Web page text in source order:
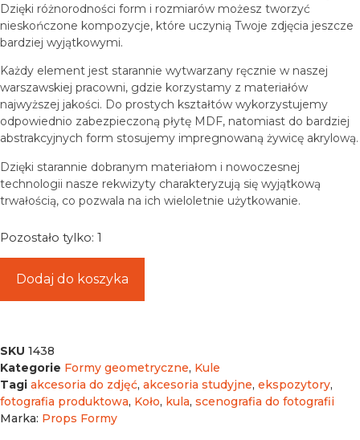
Dzięki różnorodności form i rozmiarów możesz tworzyć
nieskończone kompozycje, które uczynią Twoje zdjęcia jeszcze
bardziej wyjątkowymi.
Każdy element jest starannie wytwarzany ręcznie w naszej
warszawskiej pracowni, gdzie korzystamy z materiałów
najwyższej jakości. Do prostych kształtów wykorzystujemy
odpowiednio zabezpieczoną płytę MDF, natomiast do bardziej
abstrakcyjnych form stosujemy impregnowaną żywicę akrylową.
Dzięki starannie dobranym materiałom i nowoczesnej
technologii nasze rekwizyty charakteryzują się wyjątkową
trwałością, co pozwala na ich wieloletnie użytkowanie.
Pozostało tylko: 1
Dodaj do koszyka
SKU 1438
Kategorie Formy geometryczne, Kule
Tagi akcesoria do zdjęć, akcesoria studyjne, ekspozytory,
fotografia produktowa, Koło, kula, scenografia do fotografii
Marka: Props Formy